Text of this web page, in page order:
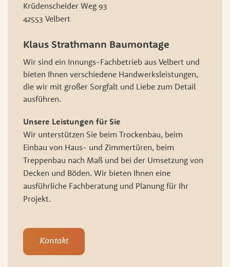
Krüdenscheider Weg 93
42553 Velbert
Klaus Strathmann Baumontage
Wir sind ein Innungs-Fachbetrieb aus Velbert und
bieten Ihnen verschiedene Handwerksleistungen,
die wir mit großer Sorgfalt und Liebe zum Detail
ausführen.
Unsere Leistungen für Sie
Wir unterstützen Sie beim Trockenbau, beim
Einbau von Haus- und Zimmertüren, beim
Treppenbau nach Maß und bei der Umsetzung von
Decken und Böden. Wir bieten Ihnen eine
ausführliche Fachberatung und Planung für Ihr
Projekt.
Kontakt